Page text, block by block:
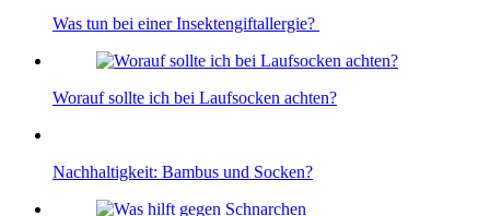
Was tun bei einer Insektengiftallergie?
Worauf sollte ich bei Laufsocken achten?
Nachhaltigkeit: Bambus und Socken?